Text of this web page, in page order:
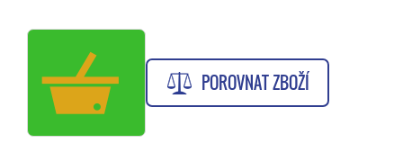
POROVNAT ZBOŽÍ